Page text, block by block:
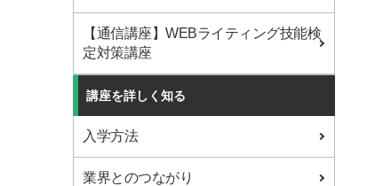
【通信講座】WEBライティング技能検
定対策講座
講座を詳しく知る
入学方法
業界とのつながり